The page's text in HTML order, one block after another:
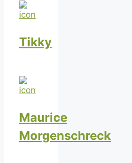
Tikky
Maurice
Morgenschreck